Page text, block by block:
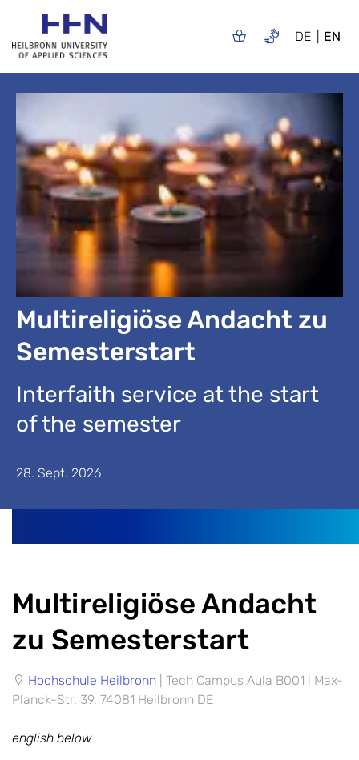
DE EN
Multireligiöse Andacht zu
Semesterstart
Interfaith service at the start
of the semester
28. Sept. 2026
Multireligiöse Andacht
zu Semesterstart
Hochschule Heilbronn Tech Campus Aula B001
Max-
Planck-Str. 39, 74081 Heilbronn DE
english below